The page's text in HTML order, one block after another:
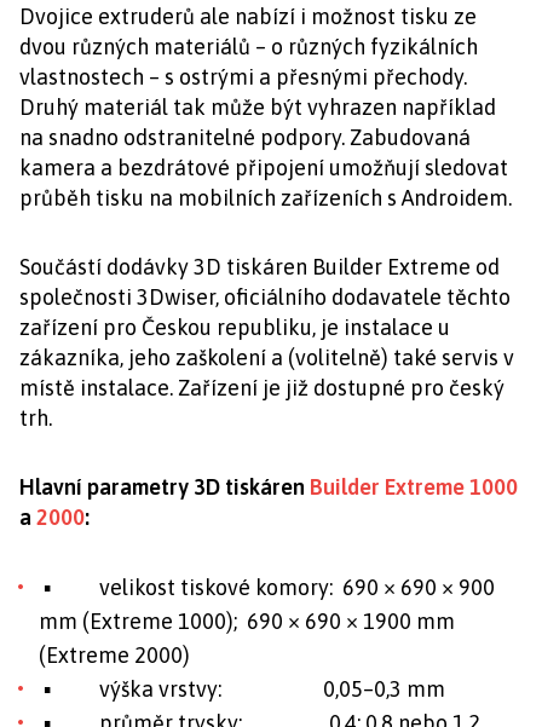
Dvojice extruderů ale nabízí i možnost tisku ze
dvou různých materiálů – o různých fyzikálních
vlastnostech – s ostrými a přesnými přechody.
Druhý materiál tak může být vyhrazen například
na snadno odstranitelné podpory. Zabudovaná
kamera a bezdrátové připojení umožňují sledovat
průběh tisku na mobilních zařízeních s Androidem.
Součástí dodávky 3D tiskáren Builder Extreme od
společnosti 3Dwiser, oficiálního dodavatele těchto
zařízení pro Českou republiku, je instalace u
zákazníka, jeho zaškolení a (volitelně) také servis v
místě instalace. Zařízení je již dostupné pro český
trh.
Hlavní parametry 3D tiskáren Builder Extreme 1000
a 2000:
▪ velikost tiskové komory: 690 × 690 × 900
mm (Extreme 1000); 690 × 690 × 1900 mm
(Extreme 2000)
▪ výška vrstvy: 0,05–0,3 mm